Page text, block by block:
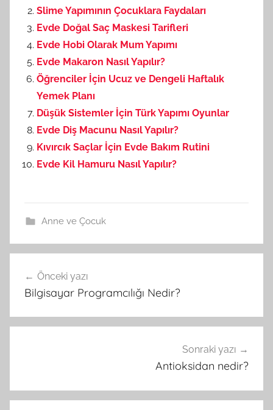
Slime Yapımının Çocuklara Faydaları
Evde Doğal Saç Maskesi Tarifleri
Evde Hobi Olarak Mum Yapımı
Evde Makaron Nasıl Yapılır?
Öğrenciler İçin Ucuz ve Dengeli Haftalık
Yemek Planı
Düşük Sistemler İçin Türk Yapımı Oyunlar
Evde Diş Macunu Nasıl Yapılır?
Kıvırcık Saçlar İçin Evde Bakım Rutini
Evde Kil Hamuru Nasıl Yapılır?
Anne ve Çocuk
Yazı
gezinmesi
Önceki yazı
Bilgisayar Programcılığı Nedir?
Sonraki yazı
Antioksidan nedir?